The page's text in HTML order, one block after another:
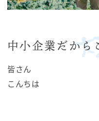
中小企業だから
皆さん
こんちは